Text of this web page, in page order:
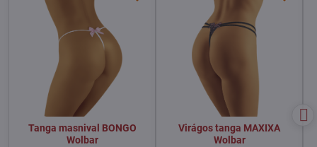
Tanga masnival BONGO
Wolbar
Virágos tanga MAXIXA
Wolbar